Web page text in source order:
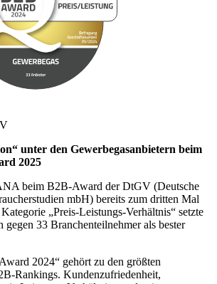
unter den Gewerbegasanbietern beim
2025
beim B2B-Award der DtGV (Deutsche
mbH) bereits zum dritten Mal
„Preis-Leistungs-Verhältnis“ setzte
gegen 33 Branchenteilnehmer als bester
2024“ gehört zu den größten
Rankings. Kundenzufriedenheit,